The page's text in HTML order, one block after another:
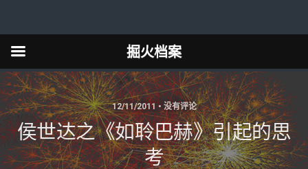
12/11/2011 • 没有评论
侯世达之《如聆巴赫》引起的思
考
掘火档案